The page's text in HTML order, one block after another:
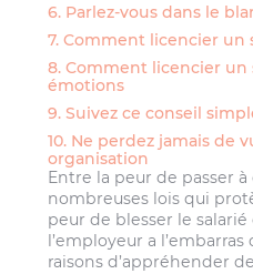
6. Parlez-vous dans le
7. Comment licencier un
8. Comment licencier un
émotions
9. Suivez ce conseil
10. Ne perdez jamais de
organisation
Entre la peur de passer à
nombreuses lois qui
peur de blesser le
l’employeur a
raisons d’appréhender